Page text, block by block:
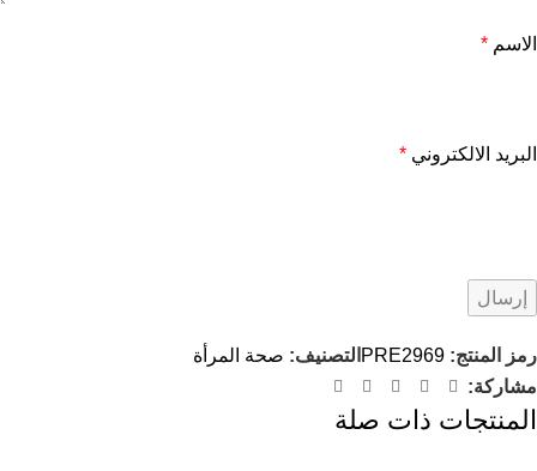
الاسم *
البريد الالكتروني *
رمز المنتج: PRE2969 التصنيف: صحة المرأة
مشاركة:
المنتجات ذات صلة